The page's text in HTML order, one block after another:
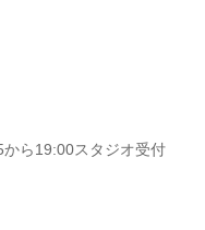
ら19:00スタジオ受付